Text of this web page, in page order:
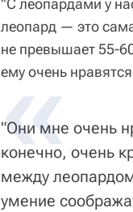
"С леопардами у
леопард — это
не превышает 55-
ему очень
"Они мне очень
конечно, очень
между
умение